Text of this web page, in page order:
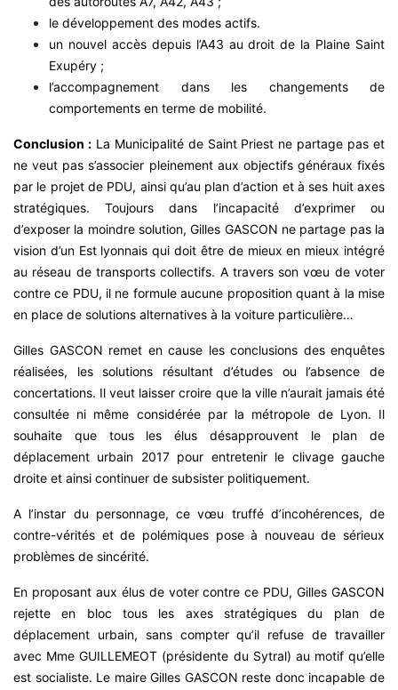
le développement des modes actifs.
un nouvel accès depuis l’A43 au droit de la Plaine Saint
Exupéry ;
l’accompagnement dans les changements de
comportements en terme de mobilité.
Conclusion :La Municipalité de Saint Priest ne partage pas et
ne veut pas s’associer pleinement aux objectifs généraux fixés
par le projet de PDU, ainsi qu’au plan d’action et à ses huit axes
stratégiques. Toujours dans l’incapacité d’exprimer ou
d’exposer la moindre solution, Gilles GASCON ne partage pas la
vision d’un Est lyonnais qui doit être de mieux en mieux intégré
au réseau de transports collectifs. A travers son vœu de voter
contre ce PDU, il ne formule aucune proposition quant à la mise
en place de solutions alternatives à la voiture particulière…
Gilles GASCON remet en cause les conclusions des enquêtes
réalisées, les solutions résultant d’études ou l’absence de
concertations. Il veut laisser croire que la ville n’aurait jamais été
consultée ni même considérée par la métropole de Lyon. Il
souhaite que tous les élus désapprouvent le plan de
déplacement urbain 2017 pour entretenir le clivage gauche
droite et ainsi continuer de subsister politiquement.
A l’instar du personnage, ce vœu truffé d’incohérences, de
contre-vérités et de polémiques pose à nouveau de sérieux
problèmes de sincérité.
En proposant aux élus de voter contre ce PDU, Gilles GASCON
rejette en bloc tous les axes stratégiques du plan de
déplacement urbain, sans compter qu’il refuse de travailler
avec Mme GUILLEMEOT (présidente du Sytral) au motif qu’elle
est socialiste. Le maire Gilles GASCON reste donc incapable de